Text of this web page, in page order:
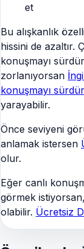
et
Bu alışkanlık
hissini de azaltır.
konuşmayı
zorlanıyorsan
konuşmayı
yarayabilir.
Önce seviyeni
anlamak istersen
olur.
Eğer canlı
görmek
olabilir. Ücretsiz